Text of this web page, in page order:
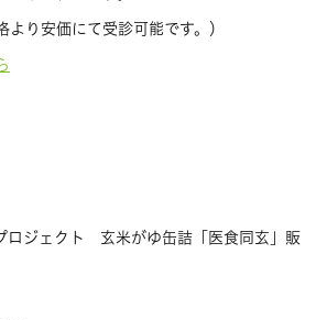
より安価にて受診可能です。）
ロジェクト 玄米がゆ缶詰「医食同玄」販